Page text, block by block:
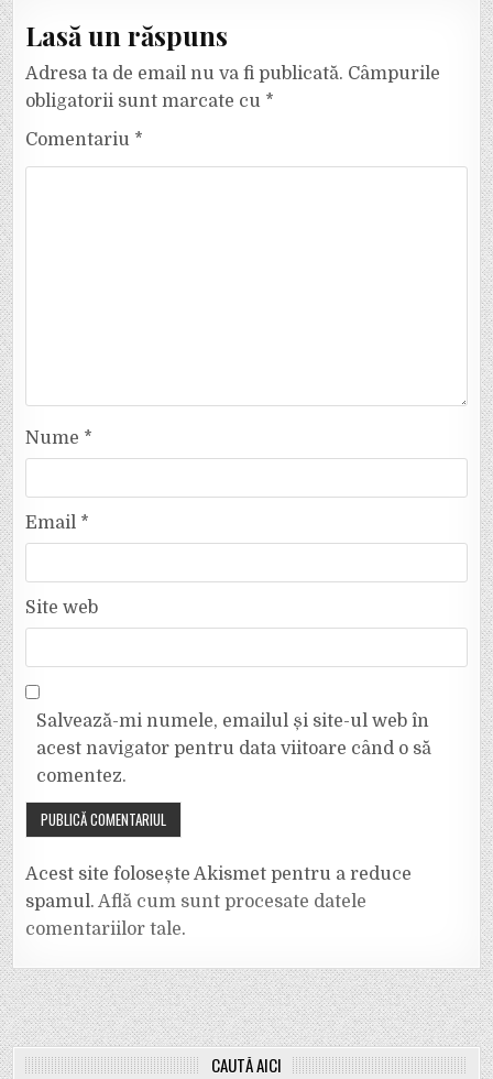
Lasă un răspuns
Adresa ta de email nu va fi publicată. Câmpurile
obligatorii sunt marcate cu *
Comentariu *
Nume *
Email *
Site web
Salvează-mi numele, emailul și site-ul web în
acest navigator pentru data viitoare când o să
comentez.
Acest site folosește Akismet pentru a reduce
spamul.Află cum sunt procesate datele
comentariilor tale.
CAUTĂ AICI